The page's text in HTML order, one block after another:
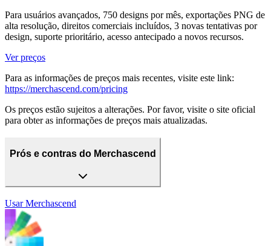
Para usuários avançados, 750 designs por mês, exportações PNG de
alta resolução, direitos comerciais incluídos, 3 novas tentativas por
design, suporte prioritário, acesso antecipado a novos recursos.
Ver preços
Para as informações de preços mais recentes, visite este link:
https://merchascend.com/pricing
Os preços estão sujeitos a alterações. Por favor, visite o site oficial
para obter as informações de preços mais atualizadas.
Prós e contras do Merchascend
Usar Merchascend